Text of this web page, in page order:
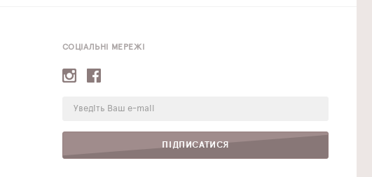
СОЦІАЛЬНІ МЕРЕЖІ
ПІДПИСАТИСЯ